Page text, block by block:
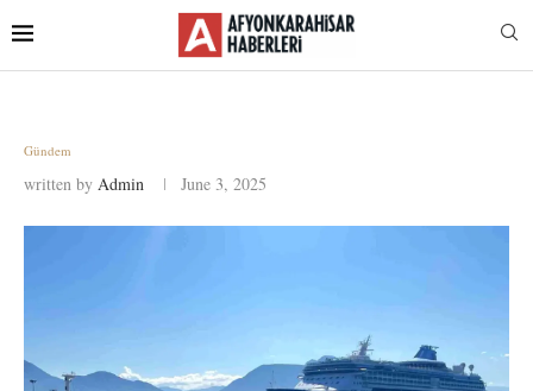
Gündem
written by Admin June 3, 2025